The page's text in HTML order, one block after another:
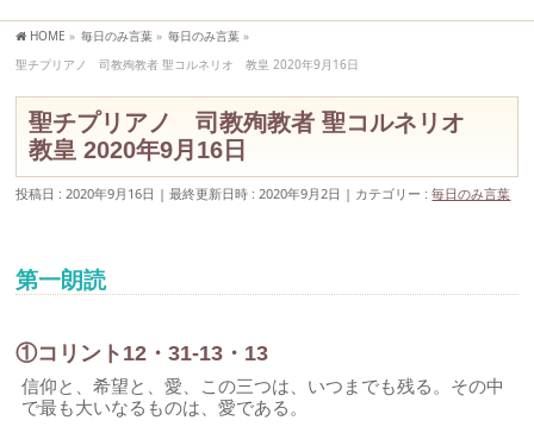
HOME » 毎日のみ言葉 » 毎日のみ言葉 »
聖チプリアノ 司教殉教者 聖コルネリオ 教皇 2020年9月16日
聖チプリアノ 司教殉教者 聖コルネリオ
教皇 2020年9月16日
投稿日 : 2020年9月16日 最終更新日時 : 2020年9月2日 カテゴリー :毎日のみ言葉
第一朗読
①コリント12・31-13・13
信仰と、希望と、愛、この三つは、いつまでも残る。その中
で最も大いなるものは、愛である。